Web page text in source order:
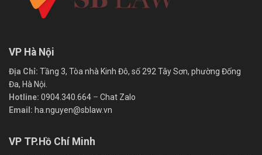
VP Hà Nội
Địa Chỉ: Tầng 3, Tòa nhà Kinh Đô, số 292 Tây Sơn, phường Đống
Đa, Hà Nội.
Hotline: 0904.340.664 – Chat Zalo
Email: ha.nguyen@sblaw.vn
VP TP.Hồ Chí Minh